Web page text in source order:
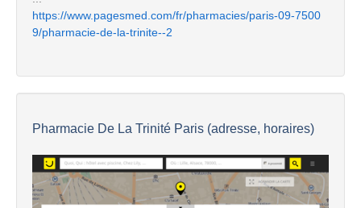
https://www.pagesmed.com/fr/pharmacies/paris-09-7500
9/pharmacie-de-la-trinite--2
Pharmacie De La Trinité Paris (adresse, horaires)